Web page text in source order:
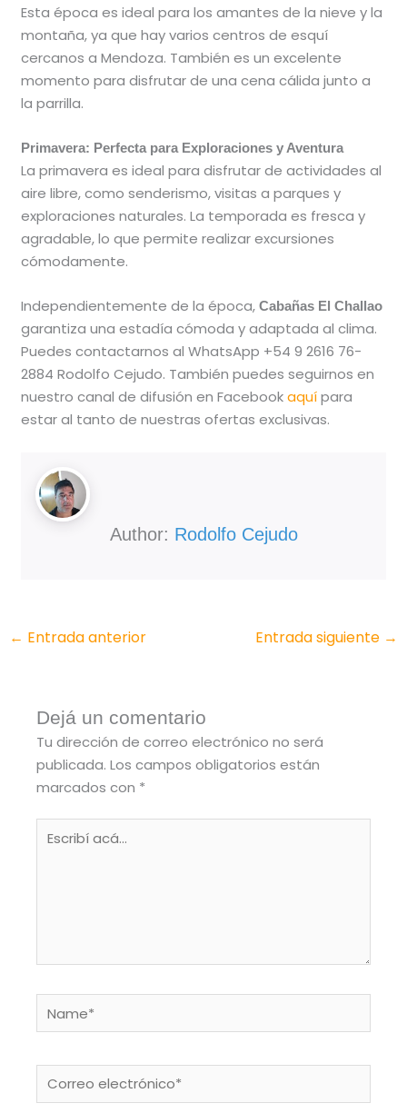
Esta época es ideal para los amantes de la nieve y la
montaña, ya que hay varios centros de esquí
cercanos a Mendoza. También es un excelente
momento para disfrutar de una cena cálida junto a
la parrilla.
Primavera: Perfecta para Exploraciones y Aventura
La primavera es ideal para disfrutar de actividades al
aire libre, como senderismo, visitas a parques y
exploraciones naturales. La temporada es fresca y
agradable, lo que permite realizar excursiones
cómodamente.
Independientemente de la época,Cabañas El Challao
garantiza una estadía cómoda y adaptada al clima.
Puedes contactarnos al WhatsApp +54 9 2616 76-
2884 Rodolfo Cejudo. También puedes seguirnos en
nuestro canal de difusión en Facebookaquípara
estar al tanto de nuestras ofertas exclusivas.
Author: Rodolfo Cejudo
← Entrada anterior Entrada siguiente →
Dejá un comentario
Tu dirección de correo electrónico no será
publicada. Los campos obligatorios están
marcados con *
Escribí
Name*
Correo
electrónico*